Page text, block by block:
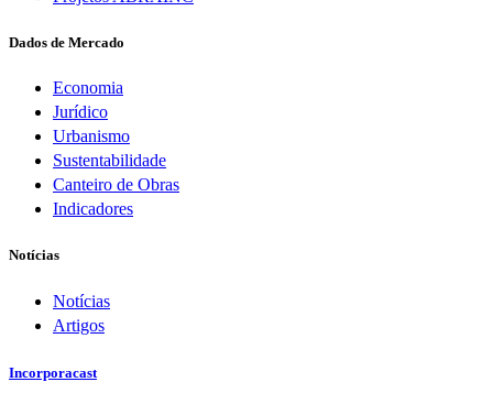
Dados de Mercado
Economia
Jurídico
Urbanismo
Sustentabilidade
Canteiro de Obras
Indicadores
Notícias
Notícias
Artigos
Incorporacast